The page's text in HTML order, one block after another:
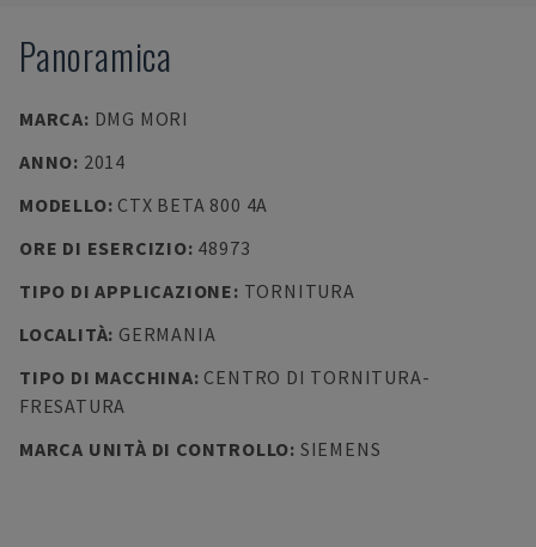
Panoramica
MARCA: DMG MORI
ANNO: 2014
MODELLO: CTX BETA 800 4A
ORE DI ESERCIZIO: 48973
TIPO DI APPLICAZIONE: TORNITURA
LOCALITÀ: GERMANIA
TIPO DI MACCHINA: CENTRO DI TORNITURA-
FRESATURA
MARCA UNITÀ DI CONTROLLO: SIEMENS